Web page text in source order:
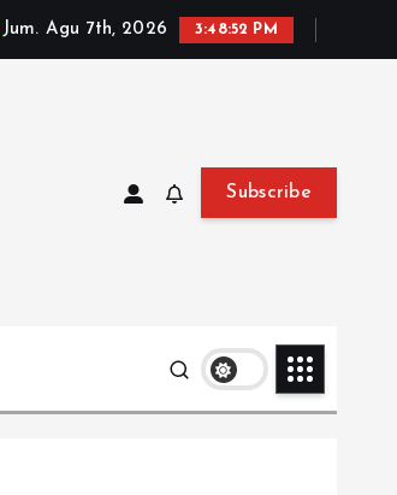
Jum. Agu 7th, 2026 3:48:53 PM
Subscribe